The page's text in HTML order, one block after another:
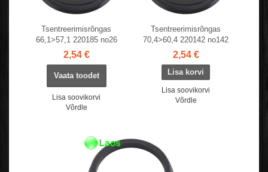
Tsentreerimisrõngas
66,1>57,1 220185 no26
2,54 €
Vaata toodet
Lisa soovikorvi
Võrdle
Tsentreerimisrõngas
70,4>60,4 220142 no142
2,54 €
Lisa soovikorvi
Võrdle